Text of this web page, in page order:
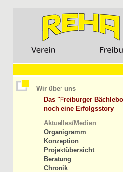
Wir über uns
Das "Freiburger
noch eine Erfolgsstory
Aktuelles/Medien
Organigramm
Konzeption
Projektübersicht
Beratung
Chronik